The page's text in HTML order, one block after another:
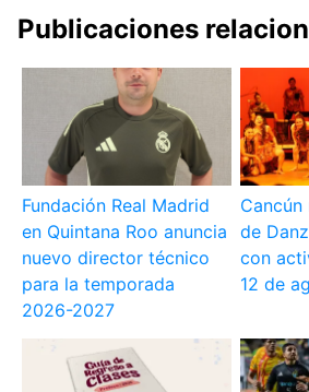
Publicaciones
Fundación Real Madrid
en Quintana Roo anuncia
nuevo director técnico
para la temporada
2026-2027
Cancún
de
con
12 de